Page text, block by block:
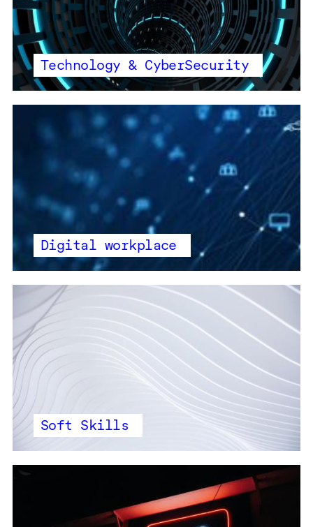
Technology & CyberSecurity
Digital workplace
Soft Skills